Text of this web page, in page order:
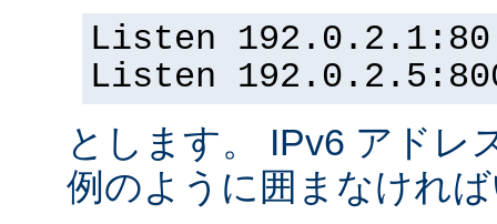
Listen 192.0.2.1:80
Listen
とします。 IPv6 アドレ
例のように囲まなけれ